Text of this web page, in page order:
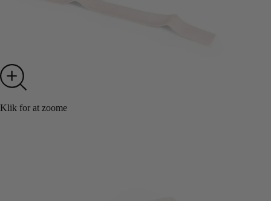
Klik for at zoome